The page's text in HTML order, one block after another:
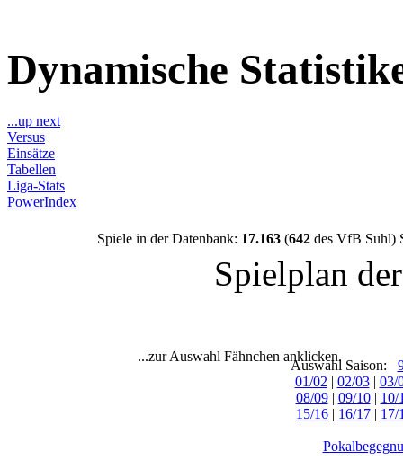
Dynamische
...up next
Versus
Einsätze
Tabellen
Liga-Stats
PowerIndex
Spiele in der Datenbank: 17.163(642des VfB Suhl)
Spielplan
...zur Auswahl Fähnchen anklicken.
Auswahl Saison:
01/02 | 02/03| 03/
08/09| 09/10| 10/
15/16 | 16/17 | 17/